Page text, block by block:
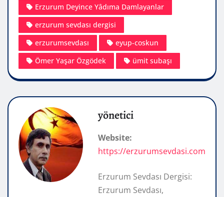
Erzurum Deyince Yâdıma Damlayanlar
erzurum sevdası dergisi
erzurumsevdası
eyup-coskun
Ömer Yaşar Özgödek
ümit subaşı
yönetici
Website:
https://erzurumsevdasi.com
Erzurum Sevdası Dergisi:
Erzurum Sevdası,